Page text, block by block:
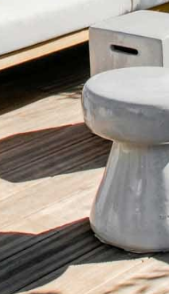
vous acceptez la
récoltées feront
compétentes au
proposition de produits
commerciale.
en vigueur, vous
d'opposition, d'accès, de
vos données